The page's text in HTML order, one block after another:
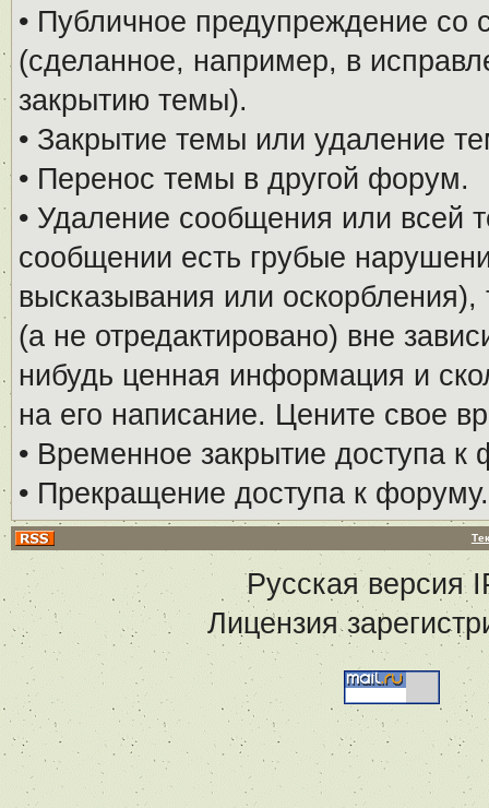
• Публичное предупреждение
(сделанное, например, в
закрытию темы).
• Закрытие темы или удаление
• Перенос темы в другой форум.
• Удаление сообщения или всей
сообщении есть грубые
высказывания или
(а не отредактировано) вне
нибудь ценная информация и
на его написание. Цените свое
• Временное закрытие доступа к
• Прекращение доступа к форуму.
Русская версия
Лицензия